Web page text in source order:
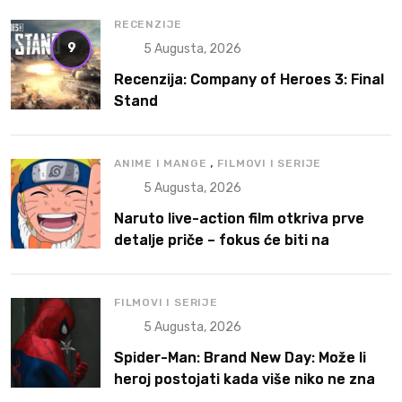
9
RECENZIJE
5 Augusta, 2026
Recenzija: Company of Heroes 3: Final
Stand
ANIME I MANGE , FILMOVI I SERIJE
5 Augusta, 2026
Naruto live-action film otkriva prve
detalje priče – fokus će biti na
FILMOVI I SERIJE
5 Augusta, 2026
Spider-Man: Brand New Day: Može li
heroj postojati kada više niko ne zna